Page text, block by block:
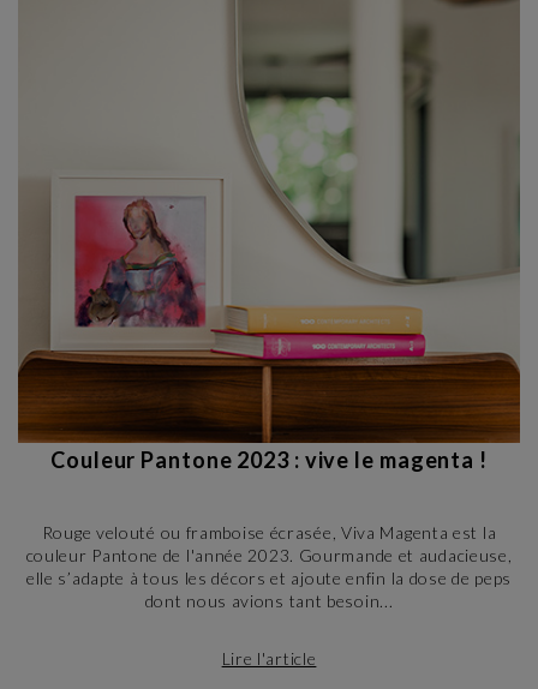
Couleur Pantone 2023 : vive le magenta !
Rouge velouté ou framboise écrasée, Viva Magenta est la
couleur Pantone de l'année 2023. Gourmande et audacieuse,
elle s’adapte à tous les décors et ajoute enfin la dose de peps
dont nous avions tant besoin...
Lire l'article